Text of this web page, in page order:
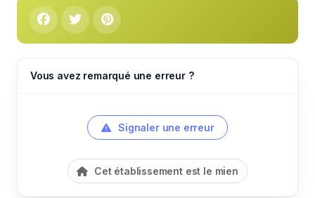
Vous avez remarqué une erreur ?
Signaler une erreur
Cet établissement est le mien